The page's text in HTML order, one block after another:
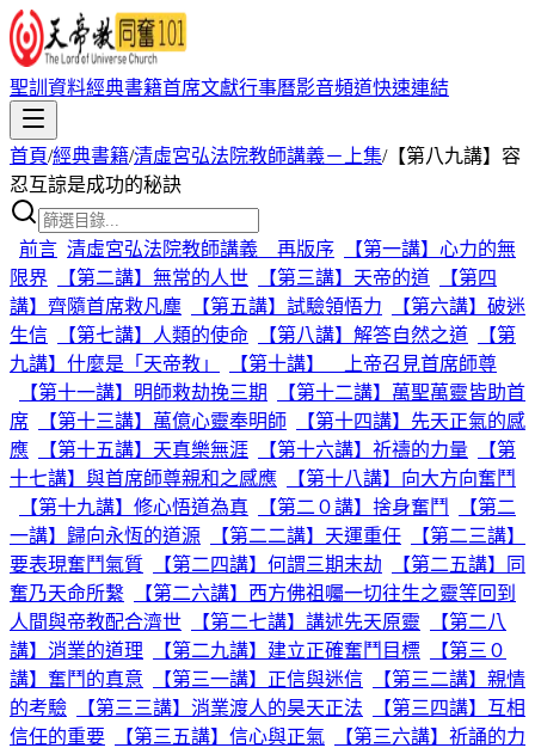
聖訓資料經典書籍首席文獻行事曆影音頻道快速連結
首頁/經典書籍/清虛宮弘法院教師講義－上集/【第八九講】容
忍互諒是成功的秘訣
前言 清虛宮弘法院教師講義 再版序
【第一講】心力的無
限界
【第二講】無常的人世 【第三講】天帝的道
【第四
講】齊隨首席救凡塵
【第五講】試驗領悟力
【第六講】破迷
生信
【第七講】人類的使命 【第八講】解答自然之道
【第
九講】什麼是「天帝教」
【第十講】 上帝召見首席師尊
【第十一講】明師救劫挽三期
【第十二講】萬聖萬靈皆助首
席
【第十三講】萬億心靈奉明師
【第十四講】先天正氣的感
應
【第十五講】天真樂無涯 【第十六講】祈禱的力量
【第
十七講】與首席師尊親和之感應
【第十八講】向大方向奮鬥
【第十九講】修心悟道為真
【第二０講】捨身奮鬥
【第二
一講】歸向永恆的道源
【第二二講】天運重任
【第二三講】
要表現奮鬥氣質
【第二四講】何謂三期末劫
【第二五講】同
奮乃天命所繫
【第二六講】西方佛祖囑一切往生之靈等回到
人間與帝教配合濟世
【第二七講】講述先天原靈
【第二八
講】消業的道理
【第二九講】建立正確奮鬥目標
【第三０
講】奮鬥的真意
【第三一講】正信與迷信
【第三二講】親情
的考驗
【第三三講】消業渡人的昊天正法
【第三四講】互相
信任的重要
【第三五講】信心與正氣
【第三六講】祈誦的力